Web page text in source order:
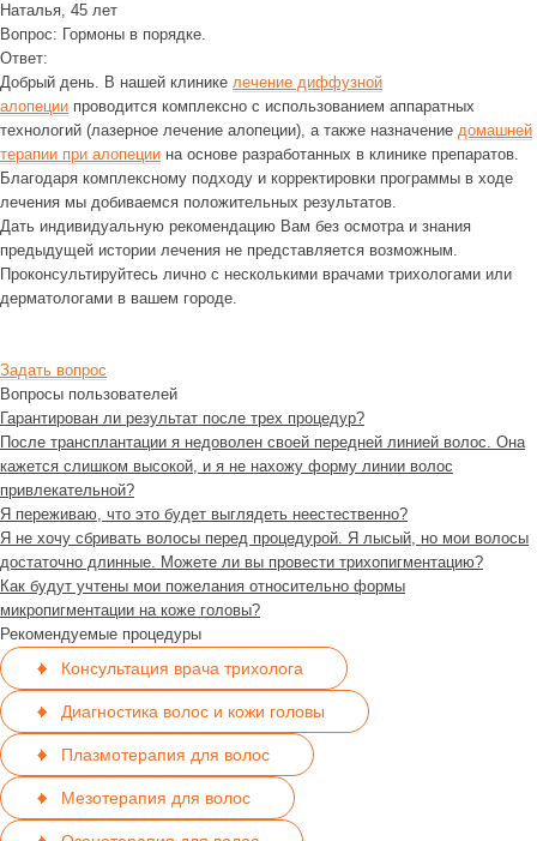
Наталья, 45 лет
Вопрос: Гормоны в порядке.
Ответ:
Добрый день. В нашей клинике лечение диффузной
алопеции проводится комплексно с использованием аппаратных
технологий (лазерное лечение алопеции), а также назначение домашней
терапии при алопеции на основе разработанных в клинике препаратов.
Благодаря комплексному подходу и корректировки программы в ходе
лечения мы добиваемся положительных результатов.
Дать индивидуальную рекомендацию Вам без осмотра и знания
предыдущей истории лечения не представляется возможным.
Проконсультируйтесь лично с несколькими врачами трихологами или
дерматологами в вашем городе.
Задать вопрос
Вопросы пользователей
Гарантирован ли результат после трех процедур?
После трансплантации я недоволен своей передней линией волос. Она
кажется слишком высокой, и я не нахожу форму линии волос
привлекательной?
Я переживаю, что это будет выглядеть неестественно?
Я не хочу сбривать волосы перед процедурой. Я лысый, но мои волосы
достаточно длинные. Можете ли вы провести трихопигментацию?
Как будут учтены мои пожелания относительно формы
микропигментации на коже головы?
Рекомендуемые процедуры
Консультация врача трихолога
Диагностика волос и кожи головы
Плазмотерапия для волос
Мезотерапия для волос